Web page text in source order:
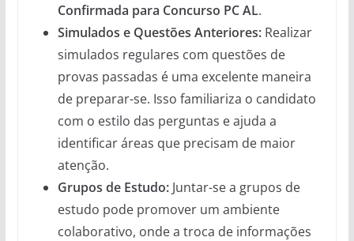
Confirmada para Concurso PC AL.
Simulados e Questões Anteriores:Realizar
simulados regulares com questões de
provas passadas é uma excelente maneira
de preparar-se. Isso familiariza o candidato
com o estilo das perguntas e ajuda a
identificar áreas que precisam de maior
atenção.
Grupos de Estudo:Juntar-se a grupos de
estudo pode promover um ambiente
colaborativo, onde a troca de informações